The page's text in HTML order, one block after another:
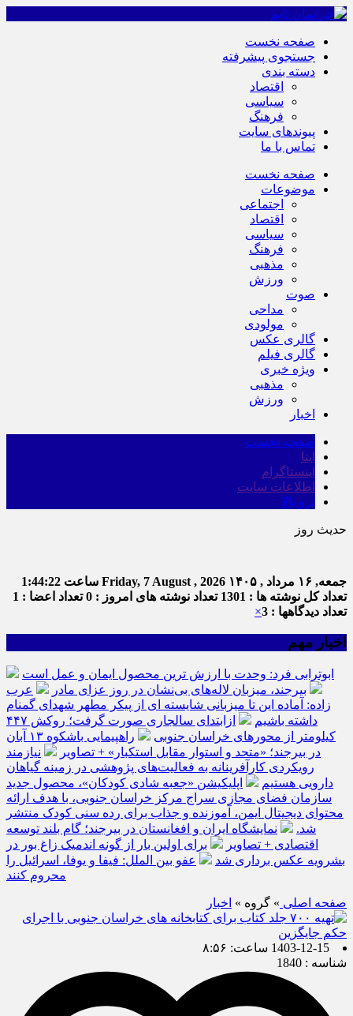
صفحه نخست
جستجوی پیشرفته
دسته بندی
اقتصاد
سیاسی
فرهنگ
پیوندهای سایت
تماس با ما
صفحه نخست
موضوعات
اجتماعی
اقتصاد
سیاسی
فرهنگ
مذهبی
ورزش
صوت
مداحی
مولودی
گالری عکس
گالری فیلم
ویژه خبری
مذهبی
ورزش
اخبار
صفحه نخست
ایتا
اینستاگرام
اطلاعات سایت
برو بالا
حدیث روز
جمعه, ۱۶ مرداد , ۱۴۰۵ Friday, 7 August , 2026 ساعت 1:44:23
تعداد کل نوشته ها : 1301
تعداد نوشته های امروز : 0
تعداد اعضا : 1
تعداد دیدگاهها : 3
×
اخبار مهم
ابوترابی فرد: وحدت با ارزش ترین محصول ایمان و عمل است
بیرجند، میزبان لاله‌های بی‌نشان در روز عزای مادر
عرب
زاده: آماده این تا میزبانی شایسته ای از پیکر مطهر شهدای گمنام
داشته باشیم
ازابتدای سالجاری صورت گرفت؛ روکش ۴۴۷
کیلومتر از محورهای خراسان جنوبی
راهپیمایی باشکوه ۱۳ آبان
در بیرجند؛ «متحد و استوار مقابل استکبار» + تصاویر
نیازمند
رویکردی کارآفرینانه به فعالیت‌های پژوهشی در زمینه گیاهان
دارویی هستیم
اپلیکیشن «جعبه شادی کودکان»، محصول جدید
سازمان فضای مجازی سراج مرکز خراسان جنوبی، با هدف ارائه
محتوای دیجیتال ایمن، آموزنده و جذاب برای رده سنی کودک منتشر
شد.
نمایشگاه ایران و افغانستان در بیرجند؛ گام بلند توسعه
اقتصادی + تصاویر
برای اولین بار از گونه اندمیک زاغ بور در
بشرویه عکس برداری شد
عفو بین الملل: فیفا و یوفا، اسرائیل را
محروم کنند
صفحه اصلی » گروه » اخبار
1403-12-15 ساعت: ۸:۵۶
شناسه : 1840